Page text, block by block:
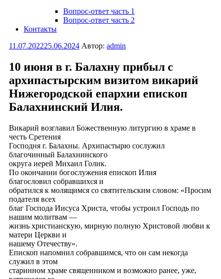
Вопрос-ответ часть 1
Вопрос-ответ часть 2
Контакты
Опубликовано
11.07.202225.06.2024 Автор: admin
10 июня в г. Балахну прибыл с
архипастырским визитом викарий
Нижегородской епархии епископ
Балахнинский Илия.
Викарий возглавил Божественную литургию в храме в
честь Сретения
Господня г. Балахны. Архипастырю сослужил
благочинный Балахнинского
округа иерей Михаил Голик.
По окончании богослужения епископ Илия
благословил собравшихся и
обратился к молящимся со святительским словом: «Просим
подателя всех
благ Господа Иисуса Христа, чтобы устроил Господь по
нашим молитвам —
жизнь христианскую, мирную полную Христовой любви к
матери Церкви и
нашему Отечеству».
Епископ напомнил собравшимся, что он сам некогда
служил в этом
старинном храме священником и возможно ранее, уже,